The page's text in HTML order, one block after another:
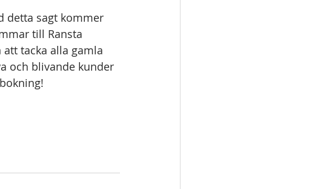
detta sagt kommer
till Ransta
tacka alla gamla
och blivande kunder